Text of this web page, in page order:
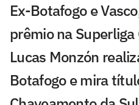
Ex-Botafogo e
prêmio na Superliga
Lucas Monzón
Botafogo e mira